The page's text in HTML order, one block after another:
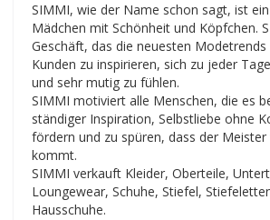
SIMMI, wie der Name schon sagt, ist
Mädchen mit Schönheit und Köpfchen.
Geschäft, das die neuesten
Kunden zu inspirieren, sich zu jeder
und sehr mutig zu fühlen.
SIMMI motiviert alle Menschen, die es
ständiger Inspiration, Selbstliebe ohne
fördern und zu spüren, dass der Meister
kommt.
SIMMI verkauft Kleider, Oberteile,
Loungewear, Schuhe, Stiefel,
Hausschuhe.